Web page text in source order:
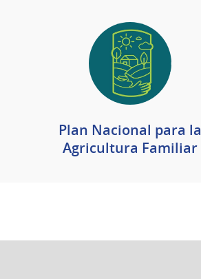
Plan Nacional para la
Agricultura Familiar